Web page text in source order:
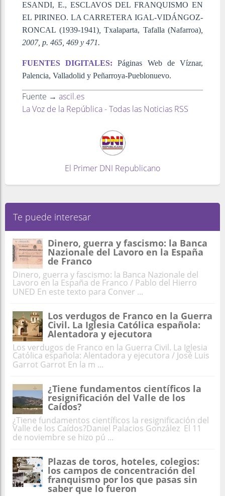
ESANDI, E., ESCLAVOS DEL FRANQUISMO EN
EL PIRINEO. LA CARRETERA IGAL-VIDÁNGOZ-
RONCAL (1939-1941), Txalaparta, Tafalla (Nafarroa)
2007, p. 465, 469 y 471.
FUENTES DIGITALES: Páginas Web de Víznar,
Palencia, Valladolid y Peñarroya-Pueblonuevo.
Fuente → ascil.es
La Voz de la República - Todas las Noticias RSS
El Primer DNI Republicano
Te puede interesar
Dinero, guerra y fascismo: la Banca
Nazionale del Lavoro en la España
de Franco
Dinero, guerra y fascismo: la Banca Nazionale del
Lavoro en la España de Franco / Pablo del Hierro
UNED En este texto para Conver ...
Los verdugos de Franco en la Guerra
Civil. La Iglesia Católica española:
Alentadora y ejecutora
Los verdugos de Franco en la Guerra Civil. La Iglesia
Católica española: Alentadora y ejecutora / José Luis
Garrot Garrot En la m ...
¿Tiene fundamentos científicos la
resignificación del Valle de los
Caídos?
¿Tiene fundamentos científicos la resignificación del
Valle de los Caídos?Daniel Palacios González El 11
de noviembre se hizo pú ...
Plazas de toros, hoteles, colegios:
los campos de concentración del
franquismo por los que pasas sin
saber que lo fueron